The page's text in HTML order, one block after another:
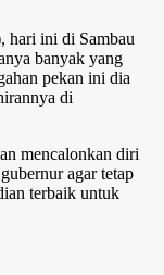
hari ini di Sambau
banyak yang
pekan ini dia
di
mencalonkan diri
agar tetap
terbaik untuk